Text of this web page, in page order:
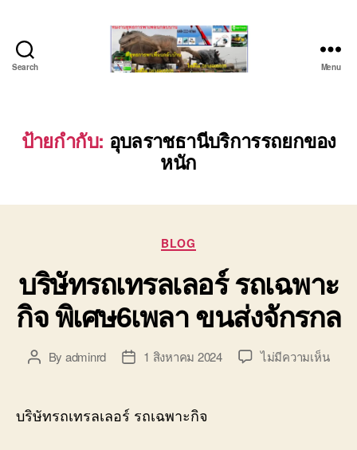
Search
เครื่องจักร
ระยอง
ชลบุรี
เซียน
จำกัด)
บริการ
รถยก
รถ
รับจ้าง
ใน
บ่อ
0818900005
Menu
ป้ายกำกับ: อุบลราชธานีบริการรถยกของ
หนัก
Categories
BLOG
บริษัทรถเทรลเลอร์ รถเฉพาะ
กิจ พิเศษ6เพลา ขนส่งจักรกล
PostBy adminrd
Post1 สิงหาคม 2024 ไม่มีความเห็นบน
บริษัทรถเทรลเลอร์ รถเฉพาะกิจ